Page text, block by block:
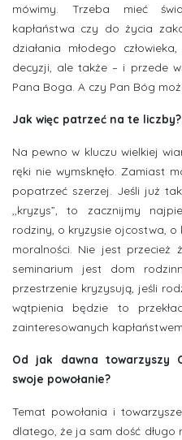
mówimy. Trzeba mieć
kapłaństwa czy do życia
działania młodego
decyzji, ale także – i przede
Pana Boga. A czy Pan Bóg
Jak więc patrzeć na te liczby?
Na pewno w kluczu wielkiej
ręki nie wymsknęło. Zamiast
popatrzeć szerzej. Jeśli już
,,kryzys”, to zacznijmy
rodziny, o kryzysie ojcostwa,
moralności. Nie jest przecież
seminarium jest dom
przestrzenie kryzysują, jeśli
wątpienia będzie to
zainteresowanych kapłaństwem.
Od jak dawna towarzyszy
swoje powołanie?
Temat powołania i
dlatego, że ja sam dość długo